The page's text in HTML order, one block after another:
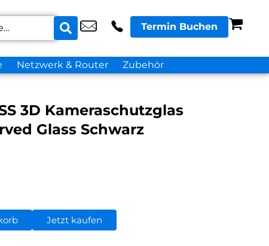
Termin Buchen
Netzwerk & Router Zubehör
3D Kameraschutzglas
Glass Schwarz
Jetzt kaufen